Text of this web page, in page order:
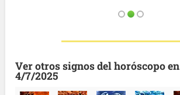
Ver otros signos del horóscopo
4/7/2025